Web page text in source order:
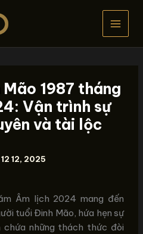
1987 tháng
Vận trình sự
và tài lộc
12, 2025
Âm lịch 2024 mang đến
tuổi Đinh Mão, hứa hẹn sự
chứa những thách thức đòi